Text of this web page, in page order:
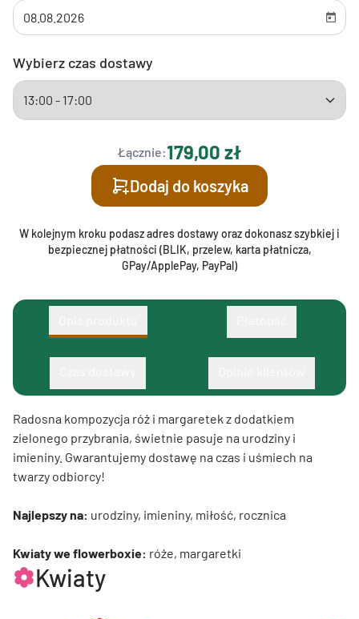
Wybierz czas dostawy
Łącznie:179,00 zł
Dodaj do koszyka
W kolejnym kroku podasz adres dostawy oraz dokonasz szybkiej i
bezpiecznej płatności (BLIK, przelew, karta płatnicza,
GPay/ApplePay, PayPal)
Radosna kompozycja róż i margaretek z dodatkiem
zielonego przybrania, świetnie pasuje na urodziny i
imieniny. Gwarantujemy dostawę na czas i uśmiech na
twarzy odbiorcy!
Najlepszy na: urodziny, imieniny, miłość, rocznica
Kwiaty we flowerboxie: róże, margaretki
Kwiaty